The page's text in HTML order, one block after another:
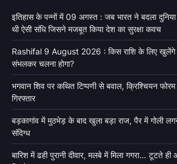
इतिहास के पन्नों में 09 अगस्त : जब भारत ने बदला
थी ऐसी संधि जिसने मजबूत किया देश का सुरक्षा कवच
Rashifal 9 August 2026 : किस राशि के लिए खुलेंगे
संभलकर चलना होगा?
भगवान शिव पर कथित टिप्पणी से बवाल, क्रिश्चियन
गिरफ्तार
बड़कागांव में मुठभेड़ के बाद खुला बड़ा राज, पैर में गोली
संदिग्ध
बारिश में ढही पुरानी दीवार, मलबे में मिला गगरा… टूटते